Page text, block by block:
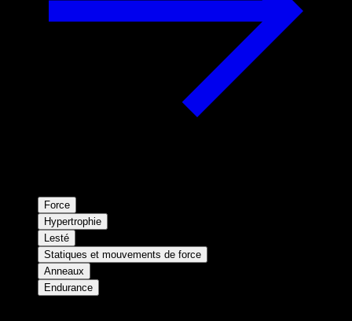
Force
Hypertrophie
Lesté
Statiques et mouvements de force
Anneaux
Endurance